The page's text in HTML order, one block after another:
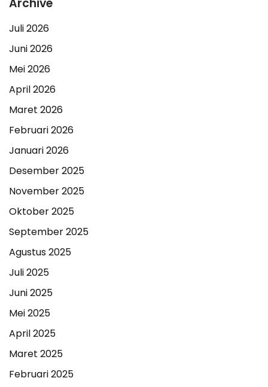
Archive
Juli 2026
Juni 2026
Mei 2026
April 2026
Maret 2026
Februari 2026
Januari 2026
Desember 2025
November 2025
Oktober 2025
September 2025
Agustus 2025
Juli 2025
Juni 2025
Mei 2025
April 2025
Maret 2025
Februari 2025